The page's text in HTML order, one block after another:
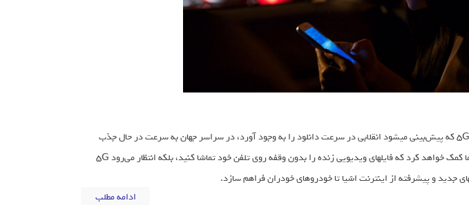
توسعه نسل پنجم شبکه‎های موبایل یا همان 5G که پیش‌بینی می‎شود انقلابی در سرعت دانلود را به وجود آورد، در سراسر جهان به سرعت در حال جذب
سرمایه‌گذار است. این فناوری نه تنها به شما کمک خواهد کرد که فایل‎های ویدیویی زنده را بدون وقفه روی تلفن خود تماشا کنید، بلکه انتظار مي‌رود 5G
ادامه مطلب